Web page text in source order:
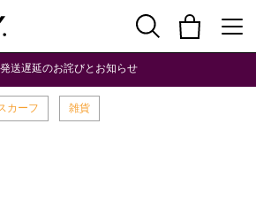
送遅延のお詫びとお知らせ
カーフ 雑貨